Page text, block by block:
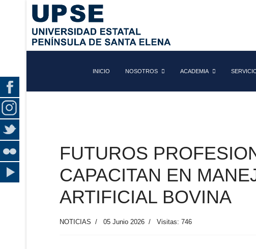
INICIO NOSOTROS ACADEMIA
FUTUROS
CAPACITAN EN
ARTIFICIAL BOVINA
NOTICIAS 05 Junio 2026 Visitas: 746